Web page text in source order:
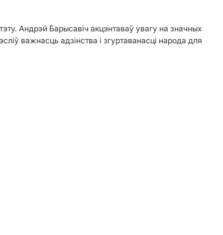
Андрэй Барысавіч акцэнтаваў увагу на значных
важнасць адзінства і згуртаванасці народа для